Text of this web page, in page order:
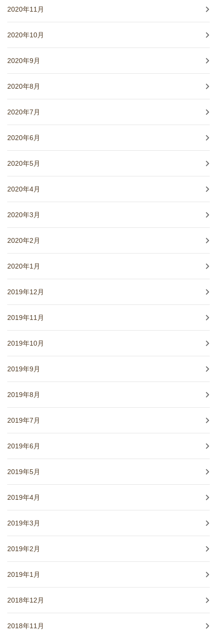
2020年11月
2020年10月
2020年9月
2020年8月
2020年7月
2020年6月
2020年5月
2020年4月
2020年3月
2020年2月
2020年1月
2019年12月
2019年11月
2019年10月
2019年9月
2019年8月
2019年7月
2019年6月
2019年5月
2019年4月
2019年3月
2019年2月
2019年1月
2018年12月
2018年11月